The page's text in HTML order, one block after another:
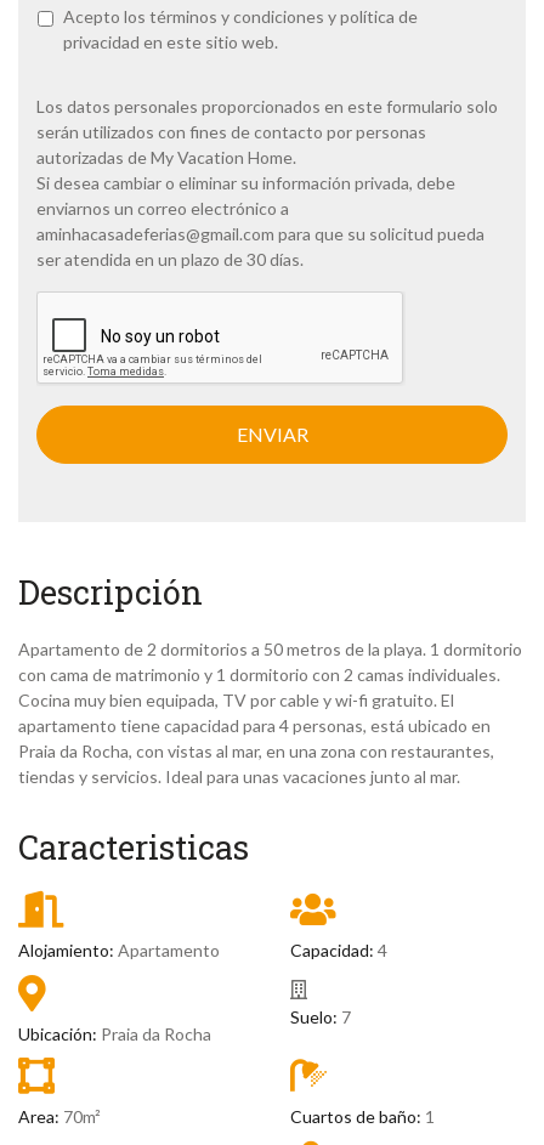
P
t
c
a
d
e
p
r
v
d
d
Acepto los términos y condiciones ypolítica de
privacidad en este sitio web.
Los datos personales proporcionados en este formulario solo
serán utilizados con fines de contacto por personas
autorizadas de My Vacation Home.
Si desea cambiar o eliminar su información privada, debe
enviarnos un correo electrónico a
aminhacasadeferias@gmail.com para que su solicitud pueda
ser atendida en un plazo de 30 días.
T
C
H
A
Descripción
Apartamento de 2 dormitorios a 50 metros de la playa. 1 dormitorio
con cama de matrimonio y 1 dormitorio con 2 camas individuales.
Cocina muy bien equipada, TV por cable y wi-fi gratuito. El
apartamento tiene capacidad para 4 personas, está ubicado en
Praia da Rocha, con vistas al mar, en una zona con restaurantes,
tiendas y servicios. Ideal para unas vacaciones junto al mar.
Caracteristicas
Alojamiento: Apartamento Capacidad: 4
Ubicación: Praia da Rocha
Suelo: 7
Area: 70m² Cuartos de baño: 1